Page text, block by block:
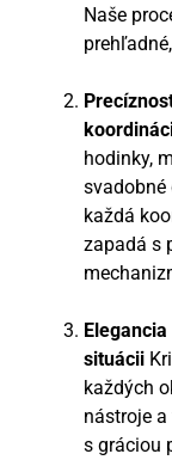
Naše
hodinky,
svadobné
každá
zapadá s
situácii
každých
nástroje
s gráciou